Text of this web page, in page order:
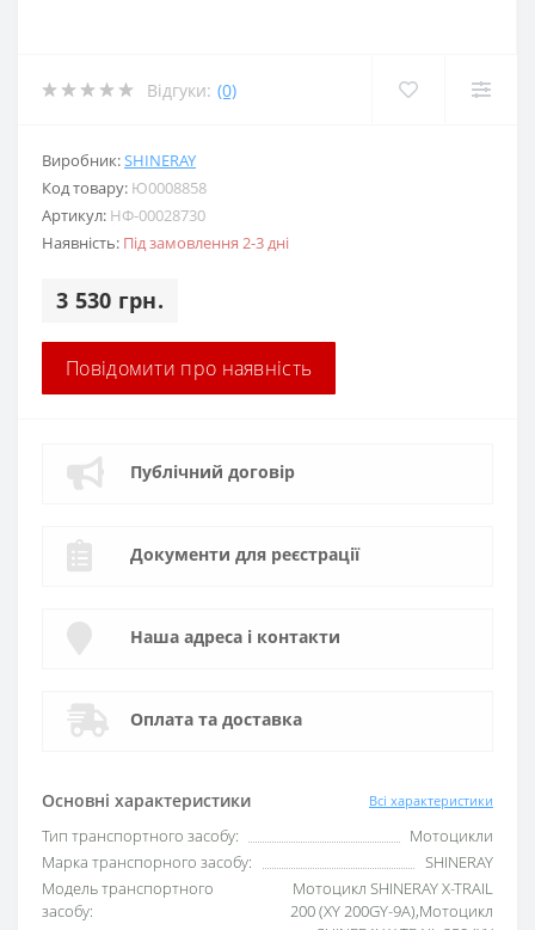
Відгуки: (0)
Виробник:SHINERAY
Код товару: Ю0008858
Артикул: НФ-00028730
Наявність: Під замовлення 2-3 дні
3 530 грн.
Повідомити про наявність
Основні характеристики Всі характеристики
Тип транспортного засобу:
Мотоцикли
Марка транспорного засобу:
SHINERAY
Модель транспортного
засобу:
Мотоцикл SHINERAY X-TRAIL
200 (XY 200GY-9A),Мотоцикл
Публічний договір
Документи для реєстрації
Наша адреса і контакти
Оплата та доставка